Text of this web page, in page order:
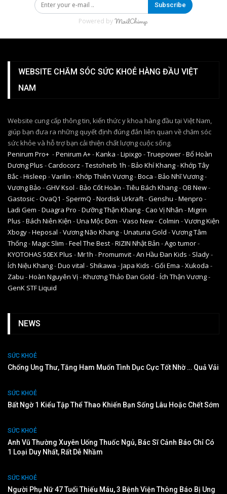
Subscribe
Powered by
WEBSITE CHĂM SÓC SỨC KHOẺ HÀNG ĐẦU VIỆT
NAM
Website cung cấp thông tin, kiến thức y khoa hàng đầu tại Việt Nam,
giúp bạn đưa ra những quyết định đúng đắn liên quan về chăm sóc
sức khỏe và hỗ trợ bạn cải thiện chất lượng cuộc sống.
Penirum Pro+ -Penirum A+-Kanka -Lipixgo -Truepower-Bổ Hoàn
Dương Plus -Cardocorz -Testoherb 1h -Bảo Khí Khang-Khớp Tây
Bắc-Hisleep -Varilin -Khớp Thiên Vương-Boca -Bảo Nhĩ Vương-
Vương Bảo -GHV Ksol -Bảo Cốt Hoàn -Tiêu Bách Khang-OB New-
Gastosic-OvaQ1 - SpermQ -Nordisk Urkraft-Genshu -Menpro -
Ladi Gem -Duagra Pro -Dưỡng Thận Khang-Cao Vị Nhân -Migrin
Plus -Bách Niên Kiện -Una Mộc Đơn -Vaso New-Colmin -Vương Kiện
Xbogy-Heposal -Vương Não Khang-Unaturia Gold -Vương Tâm
Thống-Magic Slim -Feel The Best-RIZIN Nhật Bản -Ago tumor-
KYOTOHAS 50EX Plus -Mr1h -Promumvit-An Hầu Đan Kids - Slady-
Ích Niệu Khang-Duo vital - Shikawa -Japa Kids -Gối Ema -Xukoda -
Zabu -Hoàn Nguyên Vị-Khương Thảo Đan Gold -Ích Thận Vương-
GenK STF Liquid
NEWS
SỨC KHOẺ
Chống Ung Thư, Tăng Ham Muốn Tình Dục Cực Tốt Nhờ … Quả Vải
SỨC KHOẺ
Bất Ngờ 1 Kiểu Tập Thể Thao Khiến Bạn Sống Lâu Hoặc Chết Sớm
SỨC KHOẺ
Anh Vũ Thường Xuyên Uống Thuốc Ngủ, Bác Sĩ Cảnh Báo Chỉ Có
1 Loại Duy Nhất, Rất Dễ Nhầm
SỨC KHOẺ
Người Phụ Nữ 47 Tuổi Thiếu Máu, 3 Bệnh Viện Thông Báo Bị Ung